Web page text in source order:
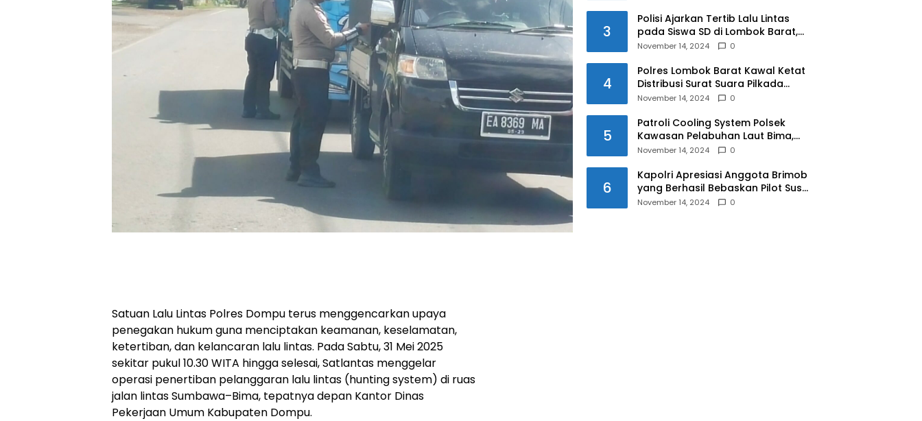
Satuan Lalu Lintas Polres Dompu terus menggencarkan upaya
penegakan hukum guna menciptakan keamanan, keselamatan,
ketertiban, dan kelancaran lalu lintas. Pada Sabtu, 31 Mei 2025
sekitar pukul 10.30 WITA hingga selesai, Satlantas menggelar
operasi penertiban pelanggaran lalu lintas (hunting system) di ruas
jalan lintas Sumbawa–Bima, tepatnya depan Kantor Dinas
Pekerjaan Umum Kabupaten Dompu.
3
Polisi Ajarkan Tertib Lalu Lintas
pada Siswa SD di Lombok Barat,
Apa Saja Materinya?
November 14, 2024 0
4
Polres Lombok Barat Kawal Ketat
Distribusi Surat Suara Pilkada
2024
November 14, 2024 0
5
Patroli Cooling System Polsek
Kawasan Pelabuhan Laut Bima,
Ciptakan Pilkada Serentak 2024
November 14, 2024 0
6
Kapolri Apresiasi Anggota Brimob
yang Berhasil Bebaskan Pilot Susi
Air Korban Penyanderaan KKB
November 14, 2024 0